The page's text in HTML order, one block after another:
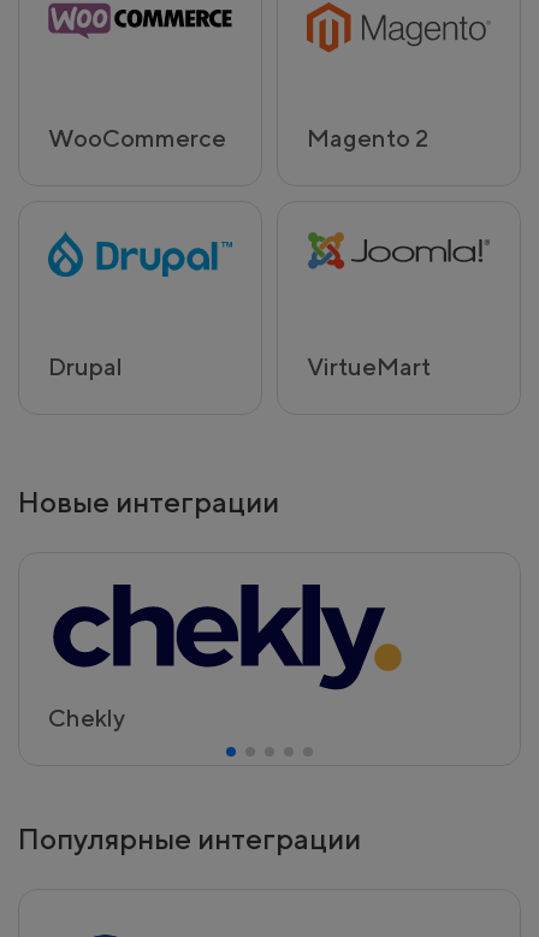
WooCommerce Magento 2
Drupal VirtueMart
Новые интеграции
Chekly
Популярные интеграции